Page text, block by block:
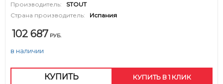
Производитель:
STOUT
Страна производитель:
Испания
102 687 РУБ.
в наличии
КУПИТЬ КУПИТЬ В 1 КЛИК